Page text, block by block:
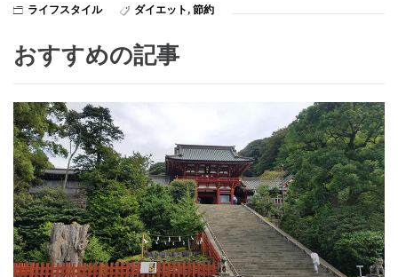
ライフスタイル ダイエット , 節約
おすすめの記事